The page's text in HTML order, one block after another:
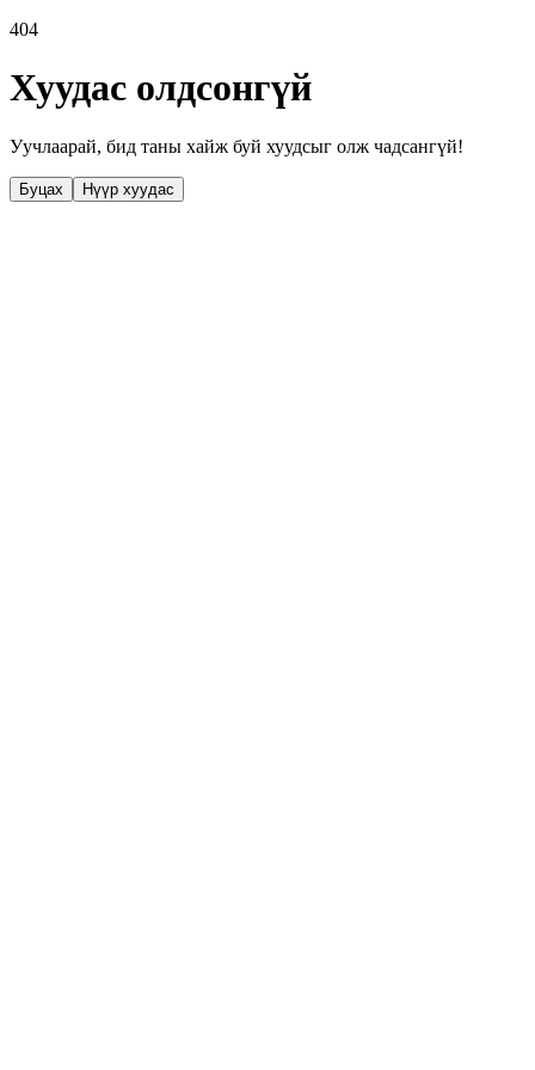
404
Хуудас олдсонгүй
Уучлаарай, бид таны хайж буй хуудсыг олж чадсангүй!
Буцах Нүүр хуудас